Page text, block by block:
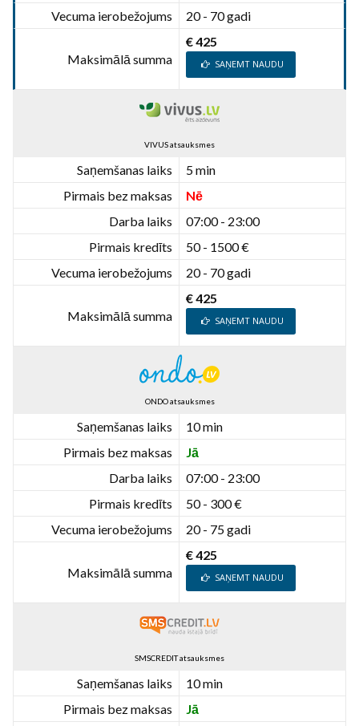
Vecuma ierobežojums
20 - 70 gadi
Maksimālā summa
€ 425
SAŅEMT NAUDU
VIVUS atsauksmes
Saņemšanas laiks
5 min
Pirmais bez maksas
Nē
Darba laiks
07:00 - 23:00
Pirmais kredīts
50 - 1500 €
Vecuma ierobežojums
20 - 70 gadi
Maksimālā summa
€ 425
SAŅEMT NAUDU
ONDO atsauksmes
Saņemšanas laiks
10 min
Pirmais bez maksas
Jā
Darba laiks
07:00 - 23:00
Pirmais kredīts
50 - 300 €
Vecuma ierobežojums
20 - 75 gadi
Maksimālā summa
€ 425
SAŅEMT NAUDU
SMSCREDIT atsauksmes
Saņemšanas laiks
10 min
Pirmais bez maksas
Jā